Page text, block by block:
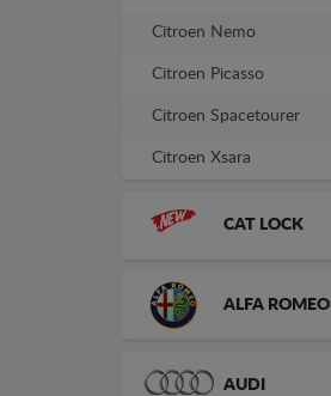
Citroen Nemo
Citroen Picasso
Citroen Spacetourer
Citroen Xsara
CAT LOCK
ALFA ROMEO
AUDI